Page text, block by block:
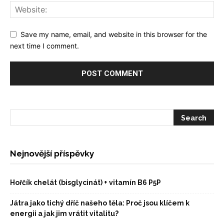
Save my name, email, and website in this browser for the
next time I comment.
Nejnovější příspěvky
Hořčík chelát (bisglycinát) + vitamín B6 P5P
Játra jako tichý dříč našeho těla: Proč jsou klíčem k
energii a jak jim vrátit vitalitu?